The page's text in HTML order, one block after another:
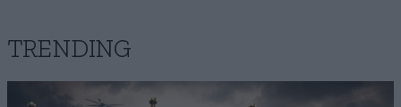
TRENDING